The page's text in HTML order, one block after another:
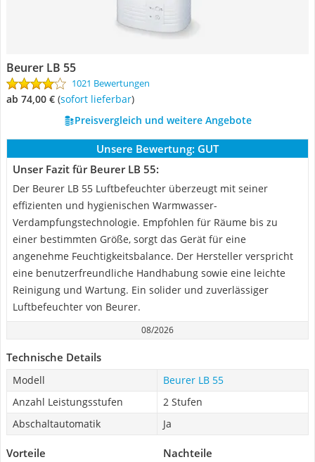
Beurer LB 55
1021 Bewertungen
ab 74,00 € ( Sofort lieferbar)
Preisvergleich und weitere Angebote
Unsere Bewertung: GUT
Unser Fazit für Beurer LB 55:
Der Beurer LB 55 Luftbefeuchter überzeugt mit seiner
effizienten und hygienischen Warmwasser-
Verdampfungstechnologie. Empfohlen für Räume bis zu
einer bestimmten Größe, sorgt das Gerät für eine
angenehme Feuchtigkeitsbalance. Der Hersteller verspricht
eine benutzerfreundliche Handhabung sowie eine leichte
Reinigung und Wartung. Ein solider und zuverlässiger
Luftbefeuchter von Beurer.
08/2026
Technische Details
Modell
Beurer LB 55
Anzahl Leistungsstufen
2 Stufen
Abschaltautomatik
Ja
Vorteile Nachteile